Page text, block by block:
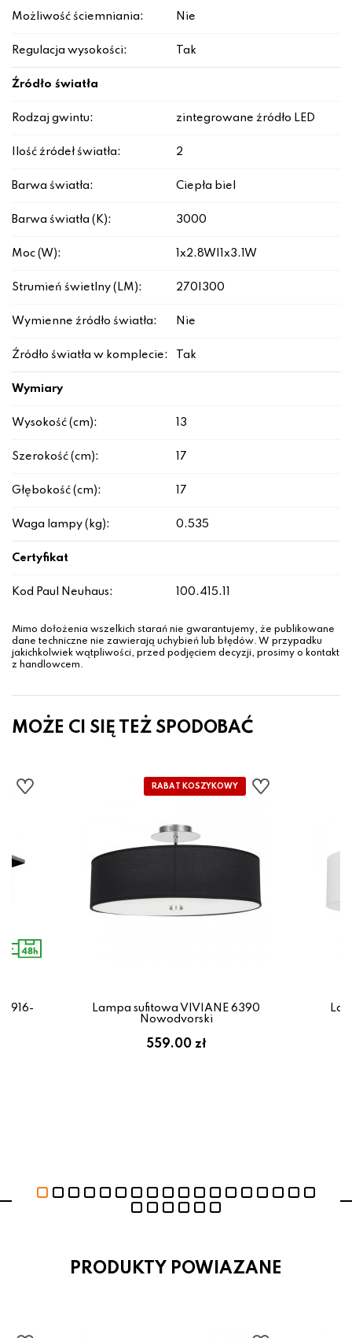
Możliwość ściemniania: Nie
Regulacja wysokości: Tak
Źródło światła
Rodzaj gwintu: zintegrowane źródło LED
Ilość źródeł światła: 2
Barwa światła: Ciepła biel
Barwa światła (K): 3000
Moc (W): 1x2.8W|1x3.1W
Strumień świetlny (LM): 270|300
Wymienne źródło światła: Nie
Źródło światła w komplecie: Tak
Wymiary
Wysokość (cm): 13
Szerokość (cm): 17
Głębokość (cm): 17
Waga lampy (kg): 0.535
Certyfikat
Kod Paul Neuhaus: 100.415.11
Mimo dołożenia wszelkich starań nie gwarantujemy, że publikowane
dane techniczne nie zawierają uchybień lub błędów. W przypadku
jakichkolwiek wątpliwości, przed podjęciem decyzji, prosimy o kontakt
z handlowcem.
MOŻE CI SIĘ TEŻ SPODOBAĆ
Lampa sufitowa VIVIANE 6390
Nowodvorski
559.00 zł
PRODUKTY POWIAZANE